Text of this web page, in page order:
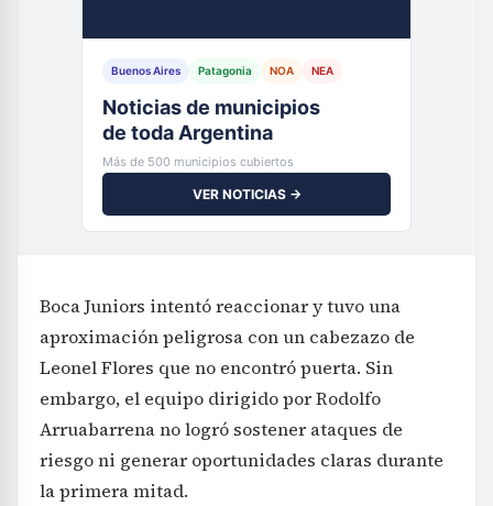
Buenos Aires Patagonia NOA NEA
Noticias de municipios
de toda Argentina
Más de 500 municipios cubiertos
VER NOTICIAS →
Boca Juniors intentó reaccionar y tuvo una
aproximación peligrosa con un cabezazo de
Leonel Flores que no encontró puerta. Sin
embargo, el equipo dirigido por Rodolfo
Arruabarrena no logró sostener ataques de
riesgo ni generar oportunidades claras durante
la primera mitad.